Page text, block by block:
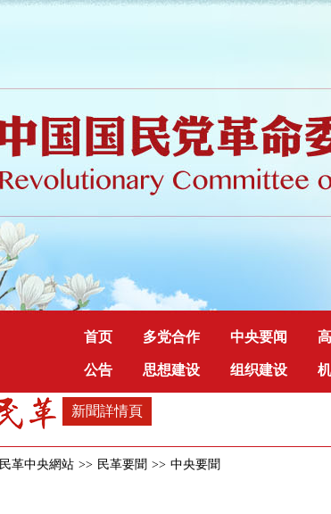
首页 多党合作 中央要闻
公告 思想建设 组织建设
新聞詳情頁
民革中央網站 >> 民革要聞 >> 中央要聞